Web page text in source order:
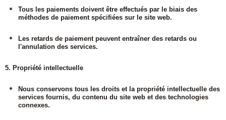
Tous les paiements doivent être effectués par le biais des
méthodes de paiement spécifiées sur le site web.
Les retards de paiement peuvent entraîner des retards ou
l'annulation des services.
5. Propriété intellectuelle
Nous conservons tous les droits et la propriété intellectuelle des
services fournis, du contenu du site web et des technologies
connexes.